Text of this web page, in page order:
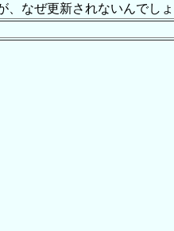
、なぜ更新されないんでし